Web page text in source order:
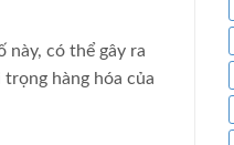
này, có thể gây ra
hàng hóa của